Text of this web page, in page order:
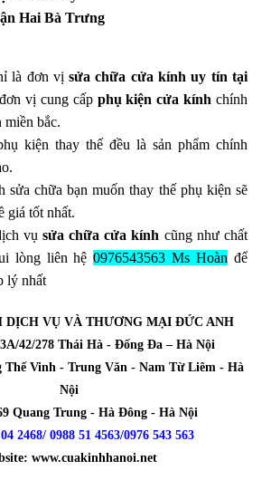
Hai Bà Trưng
là đơn vị sửa chữa cửa kính uy tín tại
vị cung cấp phụ kiện cửa kính chính
miền bắc.
kiện thay thế đều là sản phẩm chính
sửa chữa bạn muốn thay thế phụ kiện sẽ
giá tốt nhất.
vụ sửa chữa cửa kính cũng như chất
lòng liên hệ0976543563 Ms Hoàn để
lý nhất
DỊCH VỤ VÀ THƯƠNG MẠI ĐỨC ANH
42/278 Thái Hà - Đống Đa – Hà Nội
Thế Vinh - Trung Văn - Nam Từ Liêm - Hà
Nội
Quang Trung - Hà Đông - Hà Nội
2468/ 0988 51 4563/0976 543 563
www.cuakinhhanoi.net